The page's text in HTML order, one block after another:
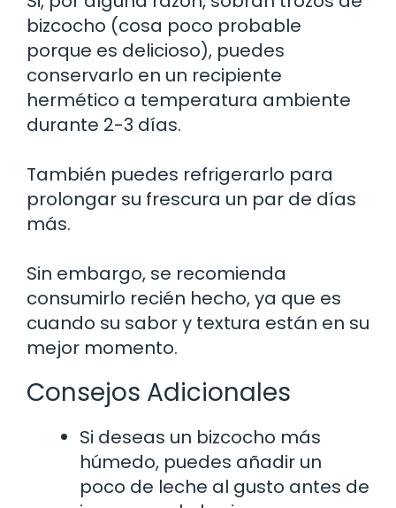
bizcocho (cosa poco probable
porque es delicioso), puedes
conservarlo en un recipiente
hermético a temperatura ambiente
durante 2-3 días.
También puedes refrigerarlo para
prolongar su frescura un par de días
más.
Sin embargo, se recomienda
consumirlo recién hecho, ya que es
cuando su sabor y textura están en su
mejor momento.
Consejos Adicionales
Si deseas un bizcocho más
húmedo, puedes añadir un
poco de leche al gusto antes de